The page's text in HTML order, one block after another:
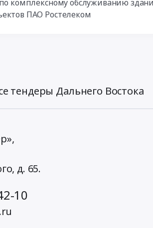
по комплексному обслуживанию
ПАО Ростелеком
тендеры Дальнего Востока
д. 65.
10